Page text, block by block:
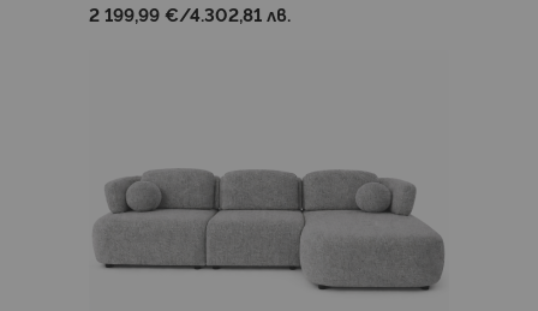
2 199,99 €/4.302,81 лв.